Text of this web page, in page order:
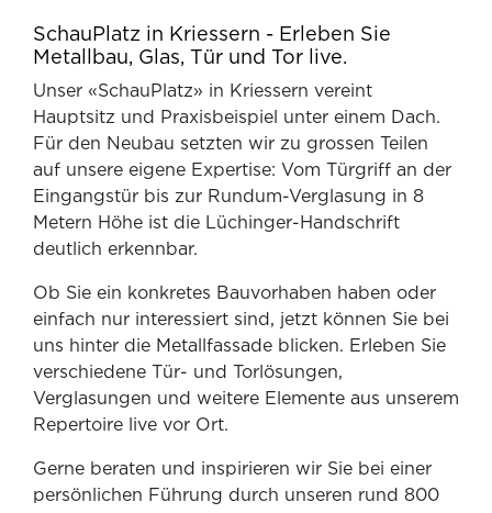
SchauPlatz in Kriessern - Erleben Sie
Metallbau, Glas, Tür und Tor live.
Unser «SchauPlatz» in Kriessern vereint
Hauptsitz und Praxisbeispiel unter einem Dach.
Für den Neubau setzten wir zu grossen Teilen
auf unsere eigene Expertise: Vom Türgriff an der
Eingangstür bis zur Rundum-Verglasung in 8
Metern Höhe ist die Lüchinger-Handschrift
deutlich erkennbar.
Ob Sie ein konkretes Bauvorhaben haben oder
einfach nur interessiert sind, jetzt können Sie bei
uns hinter die Metallfassade blicken. Erleben Sie
verschiedene Tür- und Torlösungen,
Verglasungen und weitere Elemente aus unserem
Repertoire live vor Ort.
Gerne beraten und inspirieren wir Sie bei einer
persönlichen Führung durch unseren rund 800